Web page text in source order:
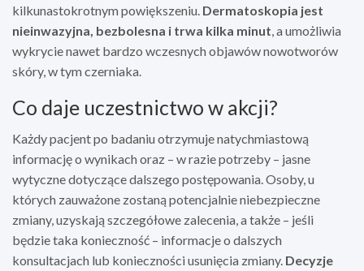
kilkunastokrotnym powiększeniu. Dermatoskopia jest
nieinwazyjna, bezbolesna i trwa kilka minut, a umożliwia
wykrycie nawet bardzo wczesnych objawów nowotworów
skóry, w tym czerniaka.
Co daje uczestnictwo w akcji?
Każdy pacjent po badaniu otrzymuje natychmiastową
informację o wynikach oraz – w razie potrzeby – jasne
wytyczne dotyczące dalszego postępowania. Osoby, u
których zauważone zostaną potencjalnie niebezpieczne
zmiany, uzyskają szczegółowe zalecenia, a także – jeśli
będzie taka konieczność – informacje o dalszych
konsultacjach lub konieczności usunięcia zmiany. Decyzje